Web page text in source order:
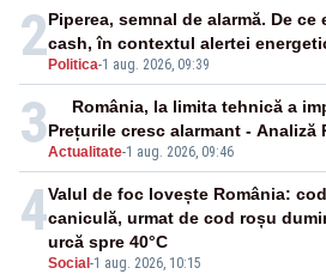
2 Politica-1 aug. 2026, 09:39
Piperea, semnal de alarmă. De
cash, în contextul alertei
3Actualitate-1 aug. 2026, 09:46
România, la limita tehnică a
Prețurile cresc alarmant - Analiză
4
Social -1 aug. 2026, 10:15
Valul de foc lovește România:
caniculă, urmat de cod roșu
urcă spre 40°C